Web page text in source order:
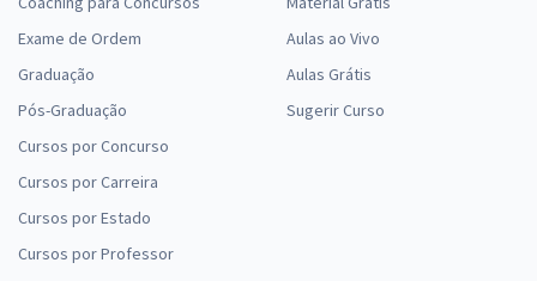
Exame de Ordem
Graduação
Pós-Graduação
Cursos por Concurso
Cursos por Carreira
Cursos por Estado
Cursos por Professor
Aulas ao Vivo
Aulas Grátis
Sugerir Curso